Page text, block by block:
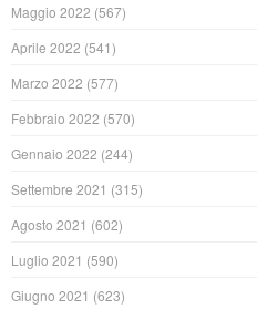
Maggio 2022 (567)
Aprile 2022 (541)
Marzo 2022 (577)
Febbraio 2022 (570)
Gennaio 2022 (244)
Settembre 2021 (315)
Agosto 2021 (602)
Luglio 2021 (590)
Giugno 2021 (623)